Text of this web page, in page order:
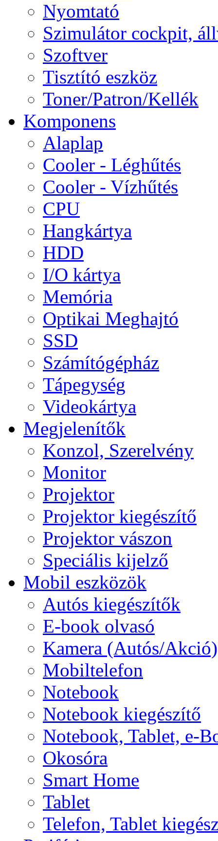
Nyomtató
Szimulátor cockpit,
Szoftver
Tisztító eszköz
Toner/Patron/Kellék
Komponens
Alaplap
Cooler - Léghűtés
Cooler - Vízhűtés
CPU
Hangkártya
HDD
I/O kártya
Memória
Optikai Meghajtó
SSD
Számítógépház
Tápegység
Videokártya
Megjelenítők
Konzol, Szerelvény
Monitor
Projektor
Projektor kiegészítő
Projektor vászon
Speciális kijelző
Mobil eszközök
Autós kiegészítők
E-book olvasó
Kamera (Autós/Akció)
Mobiltelefon
Notebook
Notebook kiegészítő
Notebook, Tablet, e-
Okosóra
Smart Home
Tablet
Telefon, Tablet